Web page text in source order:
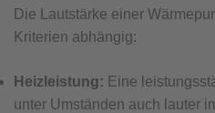
Die Lautstärke einer
Kriterien abhängig:
Heizleistung: Eine
unter Umständen auch lauter